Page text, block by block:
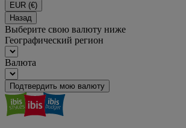
EUR (€)
Назад
Выберите свою валюту ниже
Географический регион
Валюта
Подтвердить мою валюту